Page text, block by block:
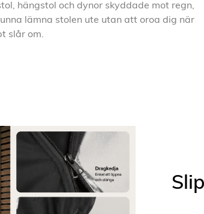
hängstol och dynor skyddade mot regn,
lämna stolen ute utan att oroa dig när
slår om.